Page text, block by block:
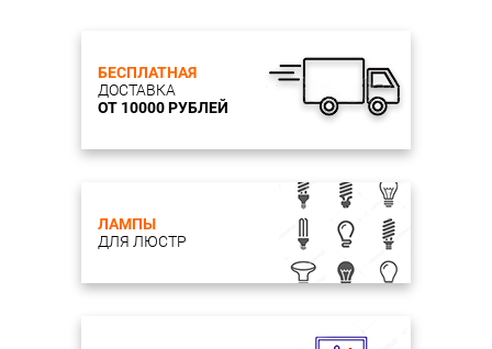
БЕСПЛАТНАЯ
ДОСТАВКА
ОТ 10000 РУБЛЕЙ
ЛАМПЫ
ДЛЯ ЛЮСТР